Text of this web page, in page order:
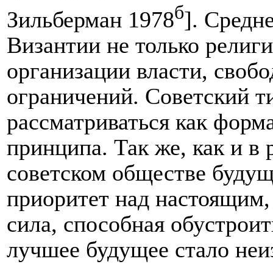
Зильберман 1978б].
Византии не только
организации власти,
ограничений. Советский
рассматриваться как
принципа. Так же, как и в
советском обществе
приоритет над настоящим,
сила, способная
лучшее будущее стало